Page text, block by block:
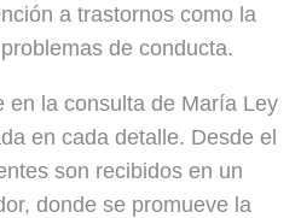
a trastornos como la
de conducta.
en la consulta de María Ley
en cada detalle. Desde el
son recibidos en un
donde se promueve la